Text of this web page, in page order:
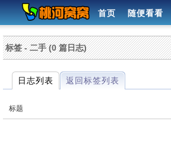
首页 随便看看
标签 - 二手 (0 篇日志)
日志列表 返回标签列表
标题